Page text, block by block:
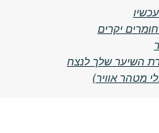
השיער שלך לנצח
מטהר אוויר)